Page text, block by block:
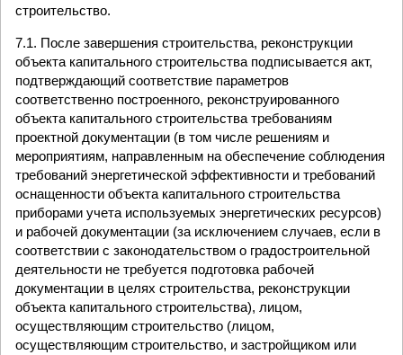
строительство.
7.1. После завершения строительства, реконструкции
объекта капитального строительства подписывается акт,
подтверждающий соответствие параметров
соответственно построенного, реконструированного
объекта капитального строительства требованиям
проектной документации (в том числе решениям и
мероприятиям, направленным на обеспечение соблюдения
требований энергетической эффективности и требований
оснащенности объекта капитального строительства
приборами учета используемых энергетических ресурсов)
и рабочей документации (за исключением случаев, если в
соответствии с законодательством о градостроительной
деятельности не требуется подготовка рабочей
документации в целях строительства, реконструкции
объекта капитального строительства), лицом,
осуществляющим строительство (лицом,
осуществляющим строительство, и застройщиком или